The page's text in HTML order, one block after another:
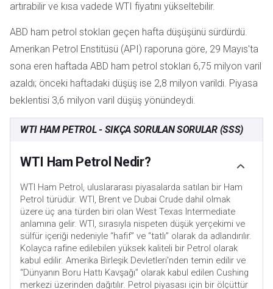
artırabilir ve kısa vadede WTI fiyatını yükseltebilir.
ABD ham petrol stokları geçen hafta düşüşünü sürdürdü.
Amerikan Petrol Enstitüsü (API) raporuna göre, 29 Mayıs'ta
sona eren haftada ABD ham petrol stokları 6,75 milyon varil
azaldı; önceki haftadaki düşüş ise 2,8 milyon varildi. Piyasa
beklentisi 3,6 milyon varil düşüş yönündeydi.
WTI HAM PETROL - SIKÇA SORULAN SORULAR (SSS)
WTI Ham Petrol Nedir?
WTI Ham Petrol, uluslararası piyasalarda satılan bir Ham
Petrol türüdür. WTI, Brent ve Dubai Crude dahil olmak
üzere üç ana türden biri olan West Texas Intermediate
anlamına gelir. WTI, sırasıyla nispeten düşük yerçekimi ve
sülfür içeriği nedeniyle “hafif” ve “tatlı” olarak da adlandırılır.
Kolayca rafine edilebilen yüksek kaliteli bir Petrol olarak
kabul edilir. Amerika Birleşik Devletleri'nden temin edilir ve
“Dünyanın Boru Hattı Kavşağı” olarak kabul edilen Cushing
merkezi üzerinden dağıtılır. Petrol piyasası için bir ölçüttür